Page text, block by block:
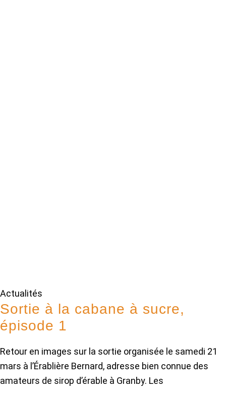
Actualités
Sortie à la cabane à sucre,
épisode 1
Retour en images sur la sortie organisée le samedi 21
mars à l’Érablière Bernard, adresse bien connue des
amateurs de sirop d’érable à Granby. Les